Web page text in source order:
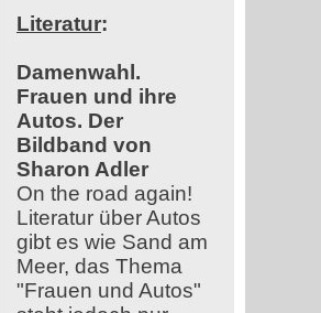
Literatur:
Damenwahl.
Frauen und ihre
Autos. Der
Bildband von
Sharon Adler
On the road again!
Literatur über Autos
gibt es wie Sand am
Meer, das Thema
"Frauen und Autos"